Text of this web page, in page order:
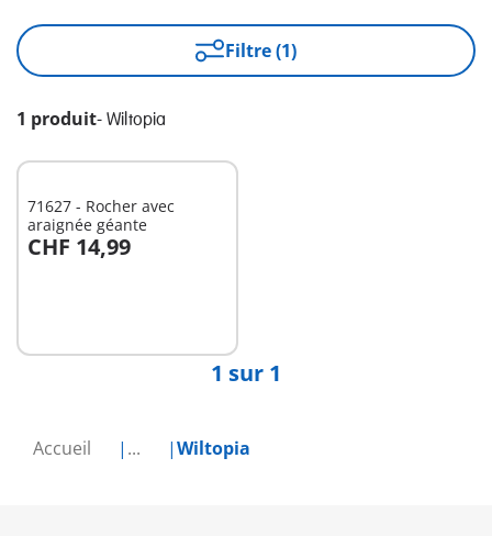
Accueil ... Wiltopia
Filtre (1)
1 produit- Wiltopia
71627 - Rocher avec
araignée géante
CHF 14,99
1 sur 1